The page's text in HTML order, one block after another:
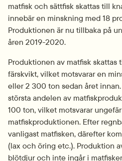
matfisk och sättfisk skattas till
innebär en minskning med 18
Produktionen är nu tillbaka på
åren 2019-2020.
Produktionen av matfisk
färskvikt, vilket motsvarar en
eller 2 300 ton sedan året
största andelen av
100 ton, vilket motsvarar
matfiskproduktionen. Efter
vanligast matfisken, därefter
(lax och öring etc.). Produktion
blötdjur och inte ingår i